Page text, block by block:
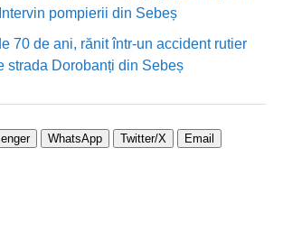
pompierii din Sebeș
70 de ani, rănit într-un accident rutier
strada Dorobanți din Sebeș
WhatsApp Twitter/X Email